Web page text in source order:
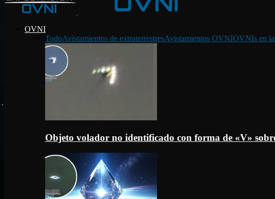
OVNI
TodoAvistamientos de extraterrestresAvistamientos OVNIOVNIs en la
Objeto volador no identificado con forma de «V»